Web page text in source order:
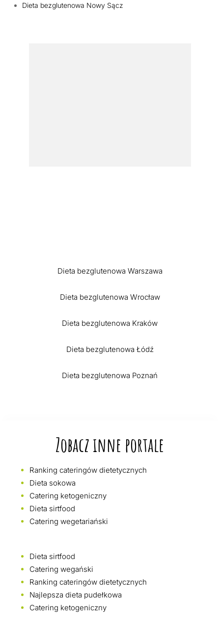
Dieta bezglutenowa Nowy Sącz
Dieta bezglutenowa Warszawa
Dieta bezglutenowa Wrocław
Dieta bezglutenowa Kraków
Dieta bezglutenowa Łódź
Dieta bezglutenowa Poznań
Zobacz inne portale
Ranking cateringów dietetycznych
Dieta sokowa
Catering ketogeniczny
Dieta sirtfood
Catering wegetariański
Dieta sirtfood
Catering wegański
Ranking cateringów dietetycznych
Najlepsza dieta pudełkowa
Catering ketogeniczny